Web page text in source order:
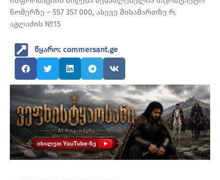
ნომერზე – 557 357 000, ასევე მისამართზე რ.
აგლაძის №15
წყარო: commersant.ge